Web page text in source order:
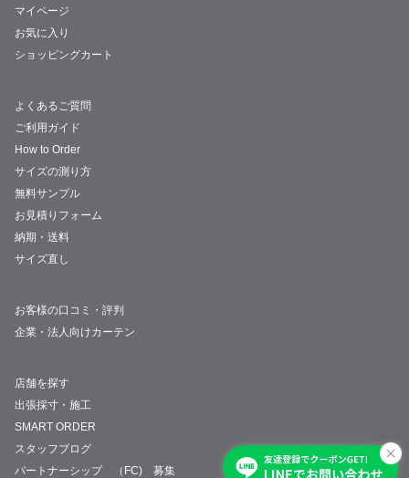
マイページ
お気に入り
ショッピングカート
よくあるご質問
ご利用ガイド
How to Order
サイズの測り方
無料サンプル
お見積りフォーム
納期・送料
サイズ直し
お客様の口コミ・評判
企業・法人向けカーテン
店舗を探す
出張採寸・施工
SMART ORDER
スタッフブログ
パートナーシップ （FC) 募集